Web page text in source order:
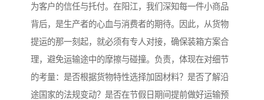
为客户的信任与托付。在阳江，我们深知每一件小商品
背后，是生产者的心血与消费者的期待。因此，从货物
提运的那一刻起，就必须有专人对接，确保装箱方案合
理，避免运输途中的摩擦与碰撞。负责，体现在对细节
的考量：是否根据货物特性选择加固材料？是否了解沿
途国家的法规变动？是否在节假日期间提前做好运输预